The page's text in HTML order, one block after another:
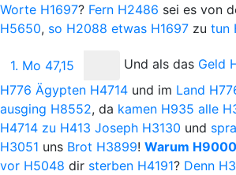
Worte H1697? Fern H2486 sei es von
H5650, so H2088 etwas H1697 zu tun
1. Mo 47,15 Und als das Geld
H776 Ägypten H4714 und im Land
ausging H8552, da kamen H935 alle
H4714 zu H413 Joseph H3130 und
H3051 uns Brot H3899! Warum H9000
vor H5048 dir sterben H4191? Denn